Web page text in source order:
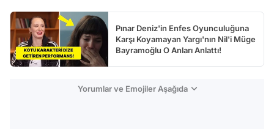
Pınar Deniz'in Enfes Oyunculuğuna
Karşı Koyamayan Yargı'nın Nil'i Müge
Bayramoğlu O Anları Anlattı!
Yorumlar ve Emojiler Aşağıda